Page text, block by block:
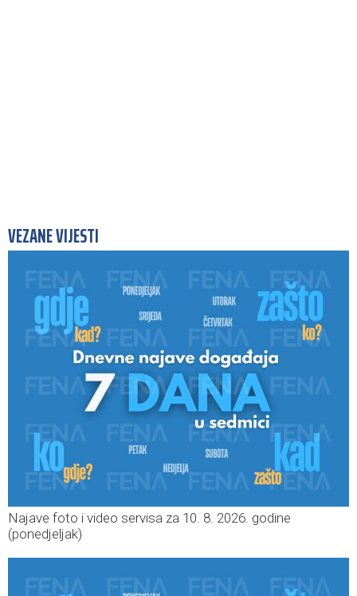
VEZANE VIJESTI
Najave foto i video servisa za 10. 8. 2026. godine
(ponedjeljak)